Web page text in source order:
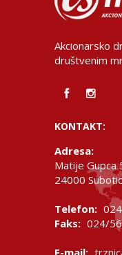
Akcionarsko
društvenim
KONTAKT:
Adresa:
Matije Gupca
24000
Telefon:
Faks: 024/